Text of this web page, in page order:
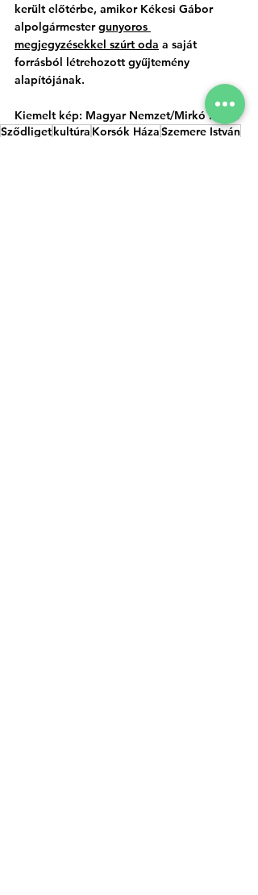
került előtérbe, amikor Kékesi Gábor
alpolgármester gunyoros
megjegyzésekkel szúrt oda a saját
forrásból létrehozott gyűjtemény
alapítójának.
Kiemelt kép: Magyar Nemzet/Mirkó István
Sződligetkultúra Korsók HázaSzemere István